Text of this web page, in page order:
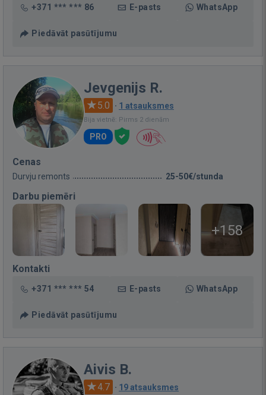
+371 *** *** 86 E-pasts WhatsApp
Piedāvāt pasūtījumu
Jevgenijs R.
5.0 · 1 atsauksmes
Bija vietnē: Pirms 2 dienām
PRO
Cenas
Durvju remonts 25-50€/stunda
Darbu piemēri
+158
Kontakti
+371 *** *** 54 E-pasts WhatsApp
Piedāvāt pasūtījumu
Aivis B.
4.7 · 19 atsauksmes